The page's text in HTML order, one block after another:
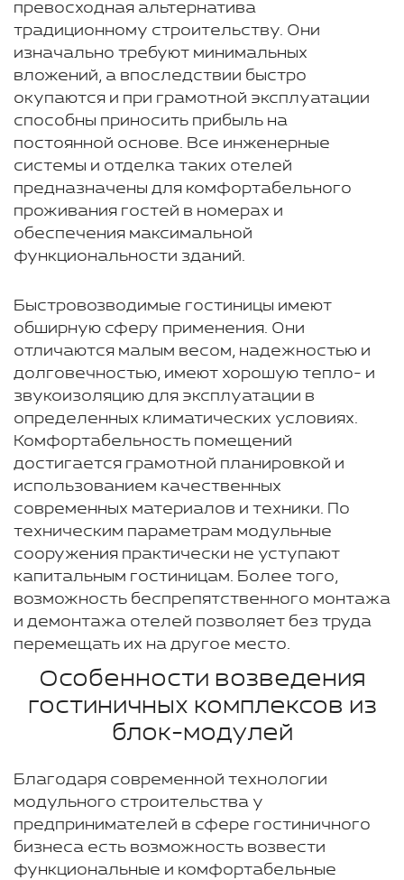
превосходная альтернатива
традиционному строительству. Они
изначально требуют минимальных
вложений, а впоследствии быстро
окупаются и при грамотной эксплуатации
способны приносить прибыль на
постоянной основе. Все инженерные
системы и отделка таких отелей
предназначены для комфортабельного
проживания гостей в номерах и
обеспечения максимальной
функциональности зданий.
Быстровозводимые гостиницы имеют
обширную сферу применения. Они
отличаются малым весом, надежностью и
долговечностью, имеют хорошую тепло- и
звукоизоляцию для эксплуатации в
определенных климатических условиях.
Комфортабельность помещений
достигается грамотной планировкой и
использованием качественных
современных материалов и техники. По
техническим параметрам модульные
сооружения практически не уступают
капитальным гостиницам. Более того,
возможность беспрепятственного монтажа
и демонтажа отелей позволяет без труда
перемещать их на другое место.
Особенности возведения
гостиничных комплексов из
блок-модулей
Благодаря современной технологии
модульного строительства у
предпринимателей в сфере гостиничного
бизнеса есть возможность возвести
функциональные и комфортабельные